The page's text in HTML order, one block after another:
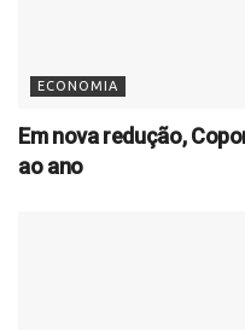
ECONOMIA
Em nova redução,
ao ano